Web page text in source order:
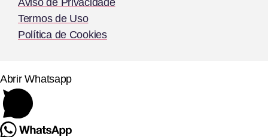
Termos de Uso
Política de Cookies
Abrir Whatsapp